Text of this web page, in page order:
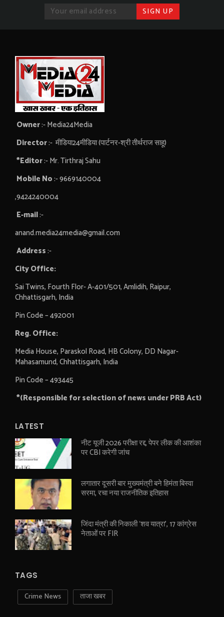
Owner:- Media24Media
Director:- मीडिया24मीडिया (पार्टनर-श्री तीर्थराज साहू)
*Editor:- Mr. Tirthraj Sahu
Mobile No:- 9669140004
,9424240004
E-mail:-
anand.media24media@gmail.com
Address:-
City Office:
Sai Twins, Fourth Flor- A-401/501, Amlidih, Raipur,
Chhattisgarh, India
Pin Code – 492001
Reg. Office:
Media House, Paraskol Road, HB Colony, DD Nagar-
Mahasamund, Chhattisgarh, India
Pin Code – 493445
*(Responsible for selection of news under PRB Act)
LATEST
नीट यूजी 2026 परीक्षा रद्द, पेपर लीक की आशंका
पर CBI करेगी जांच
लगातार दूसरी बार मुख्यमंत्री बने हिमंता बिस्वा
सरमा, रचा नया राजनीतिक इतिहास
जिंदा मंत्री की निकाली ‘शव यात्रा’, 17 कांग्रेस
नेताओं पर FIR
TAGS
Crime News ताजा खबर